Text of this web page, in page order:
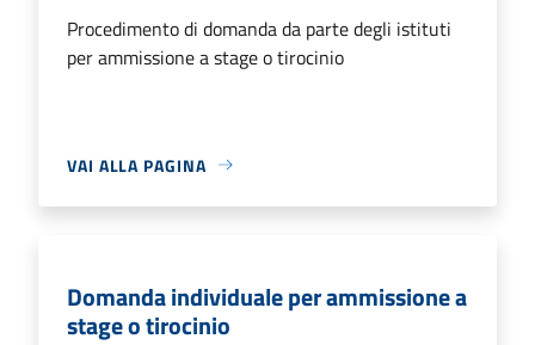
Procedimento di domanda da parte degli istituti
per ammissione a stage o tirocinio
VAI ALLA PAGINA
Domanda individuale per ammissione a
stage o tirocinio